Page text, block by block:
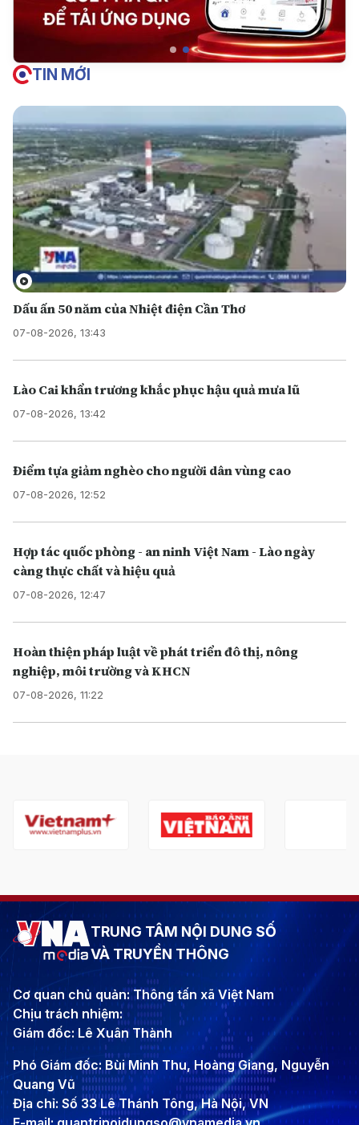
TIN MỚI
Dấu ấn 50 năm của Nhiệt điện Cần Thơ
07-08-2026, 13:43
Lào Cai khẩn trương khắc phục hậu quả mưa lũ
07-08-2026, 13:42
Điểm tựa giảm nghèo cho người dân vùng cao
07-08-2026, 12:52
Hợp tác quốc phòng - an ninh Việt Nam - Lào ngày
càng thực chất và hiệu quả
07-08-2026, 12:47
Hoàn thiện pháp luật về phát triển đô thị, nông
nghiệp, môi trường và KHCN
07-08-2026, 11:22
TRUNG TÂM NỘI DUNG SỐ
VÀ TRUYỀN THÔNG
Cơ quan chủ quản: Thông tấn xã Việt Nam
Chịu trách nhiệm:
Giám đốc: Lê Xuân Thành
Phó Giám đốc: Bùi Minh Thu, Hoàng Giang, Nguyễn
Quang Vũ
Địa chỉ: Số 33 Lê Thánh Tông, Hà Nội, VN